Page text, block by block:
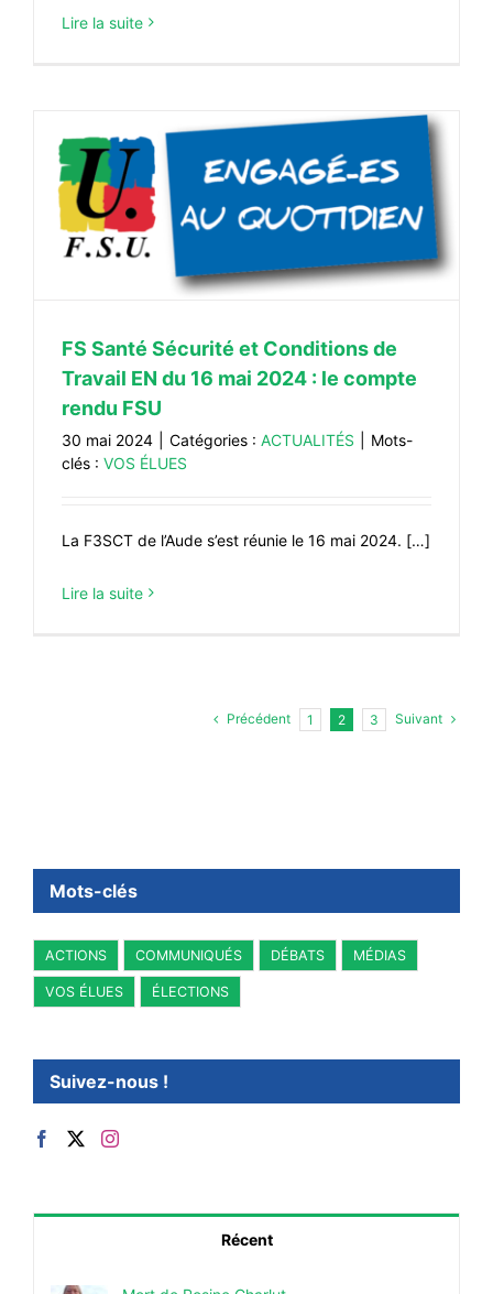
Lire la suite
FS Santé Sécurité et Conditions de
Travail EN du 16 mai 2024 : le compte
rendu FSU
30 mai 2024 Catégories : ACTUALITÉS
Mots-
clés : VOS ÉLUES
La F3SCT de l’Aude s’est réunie le 16 mai 2024. […]
Lire la suite
Précédent 1 2 3 Suivant
Mots-clés
ACTIONS COMMUNIQUÉS DÉBATS MÉDIAS
VOS ÉLUES ÉLECTIONS
Suivez-nous !
Récent